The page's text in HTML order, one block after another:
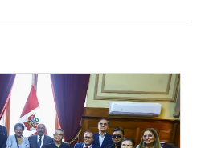
de prensa lo han
meses. “Me han considerado
ahora ante el país, quiero
millones de peruanos “por
que no son acorde con